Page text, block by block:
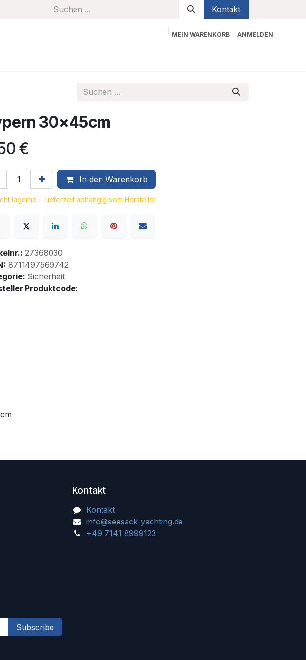
Kontakt
MEIN WARENKORB ANMELDEN
30x45cm
€
In den Warenkorb
lagernd – Lieferzeit abhängig vom Hersteller
27368030
8711497569742
Sicherheit
Produktcode:
Kontakt
Kontakt
info@seesack-yachting.de
+49 7141 8999123
Subscribe